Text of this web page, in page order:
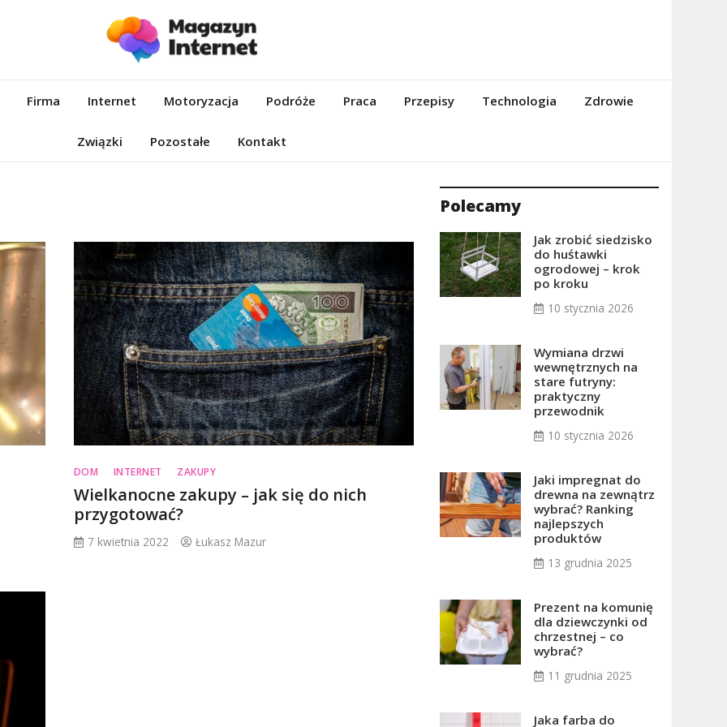
Firma Internet Motoryzacja Podróże Praca Przepisy Technologia Zdrowie
Związki Pozostałe Kontakt
DOM INTERNET ZAKUPY
Wielkanocne zakupy – jak się do nich
przygotować?
7 kwietnia 2022 Łukasz Mazur
Polecamy
Jak zrobić siedzisko
do huśtawki
ogrodowej – krok
po kroku
10 stycznia 2026
Wymiana drzwi
wewnętrznych na
stare futryny:
praktyczny
przewodnik
10 stycznia 2026
Jaki impregnat do
drewna na zewnątrz
wybrać? Ranking
najlepszych
produktów
13 grudnia 2025
Prezent na komunię
dla dziewczynki od
chrzestnej – co
wybrać?
11 grudnia 2025
Jaka farba do